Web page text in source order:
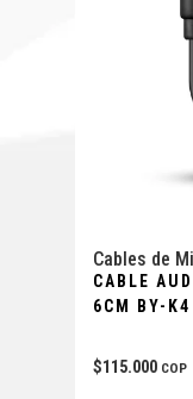
Cables de
CABLE
6CM BY-
$115.000 COP